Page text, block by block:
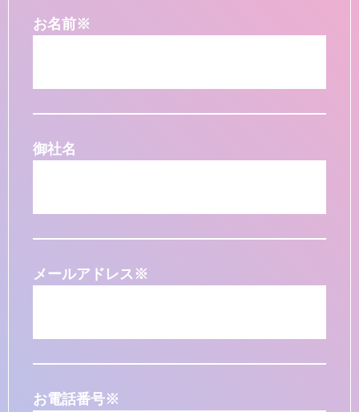
お名前※
御社名
メールアドレス ※
お電話番号※